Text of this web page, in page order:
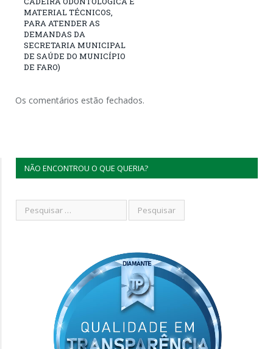
MATERIAL TÉCNICOS,
PARA ATENDER AS
DEMANDAS DA
SECRETARIA MUNICIPAL
DE SAÚDE DO MUNICÍPIO
DE FARO)
Os comentários estão fechados.
NÃO ENCONTROU O QUE QUERIA?